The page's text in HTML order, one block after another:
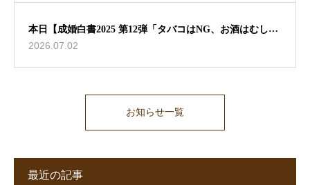
本日【成婚白書2025 第12弾「タバコはNG、お酒はむしろ
歓迎？」】ブログ更新しました🖊
2026.07.02
お知らせ一覧
最近の記事